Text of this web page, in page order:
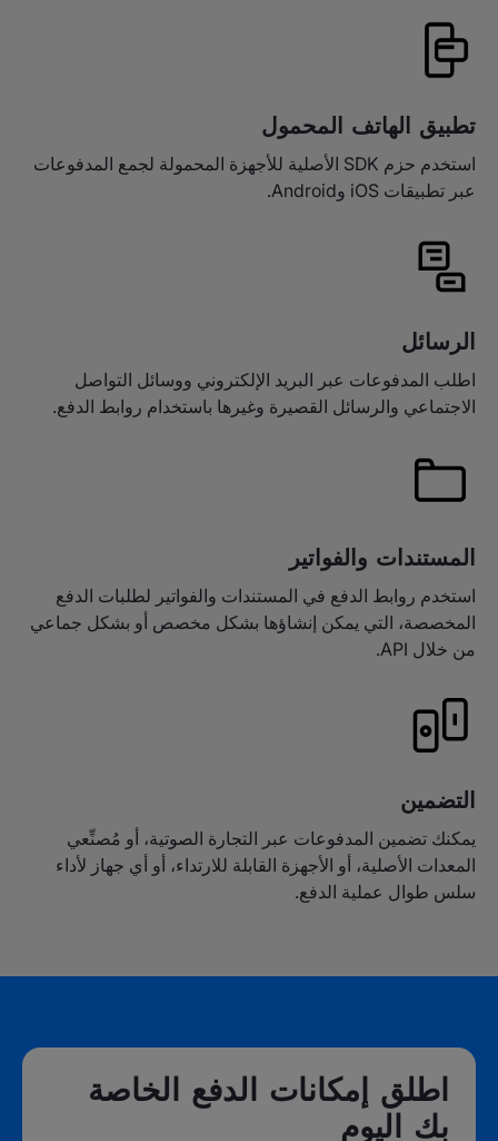
تطبيق الهاتف المحمول
استخدم حزم SDK الأصلية للأجهزة المحمولة لجمع المدفوعات
عبر تطبيقات iOS وAndroid.
الرسائل
اطلب المدفوعات عبر البريد الإلكتروني ووسائل التواصل
الاجتماعي والرسائل القصيرة وغيرها باستخدام روابط الدفع.
المستندات والفواتير
استخدم روابط الدفع في المستندات والفواتير لطلبات الدفع
المخصصة، التي يمكن إنشاؤها بشكل مخصص أو بشكل جماعي
من خلال API.
التضمين
يمكنك تضمين المدفوعات عبر التجارة الصوتية، أو مُصنِّعي
المعدات الأصلية، أو الأجهزة القابلة للارتداء، أو أي جهاز لأداء
سلس طوال عملية الدفع.
اطلق إمكانات الدفع الخاصة
بك اليوم